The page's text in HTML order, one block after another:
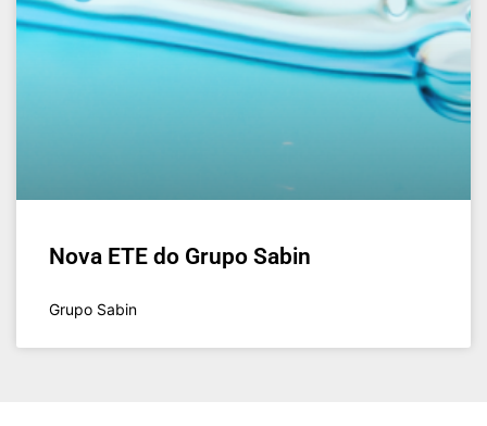
Nova ETE do Grupo Sabin
Grupo Sabin